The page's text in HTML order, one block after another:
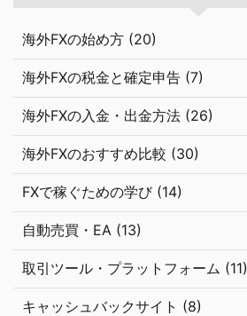
海外FXの始め方 (20)
海外FXの税金と確定申告 (7)
海外FXの入金・出金方法 (26)
海外FXのおすすめ比較 (30)
FXで稼ぐための学び (14)
自動売買・EA (13)
取引ツール・プラットフォーム (11)
キャッシュバックサイト (8)